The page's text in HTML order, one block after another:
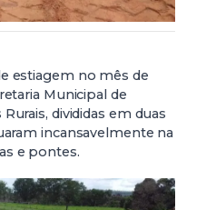
estiagem no mês de
Municipal de
divididas em duas
incansavelmente na
e pontes.